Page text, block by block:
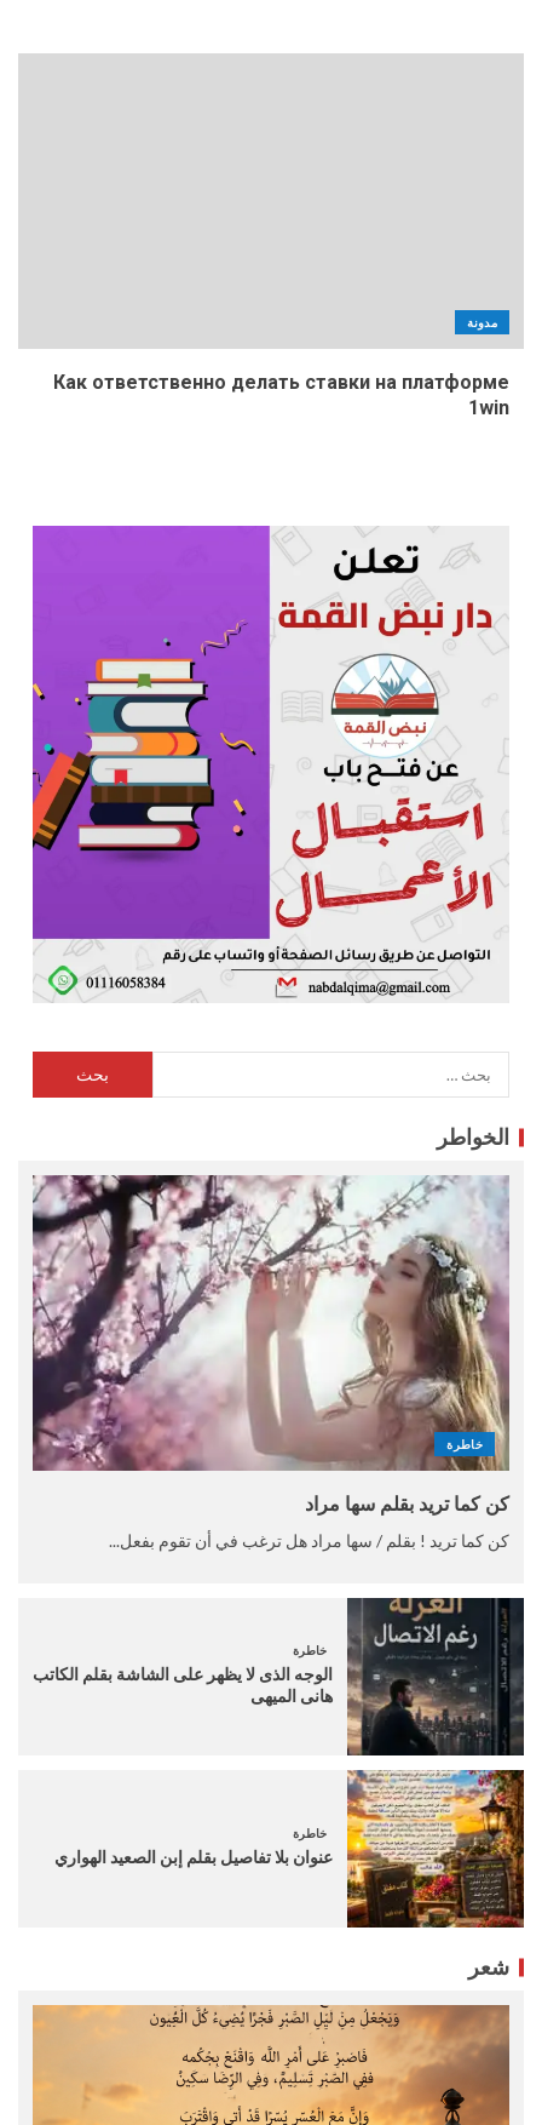
مدونة
Как ответственно делать ставки на платформе
1win
الخواطر
خاطرة
كن كما تريد بقلم سها مراد
كن كما تريد ! بقلم / سها مراد هل ترغب في أن تقوم بفعل...
خاطرة
الوجه الذى لا يظهر على الشاشة بقلم الكاتب
هانى الميهى
خاطرة
عنوان بلا تفاصيل بقلم إبن الصعيد الهواري
شعر